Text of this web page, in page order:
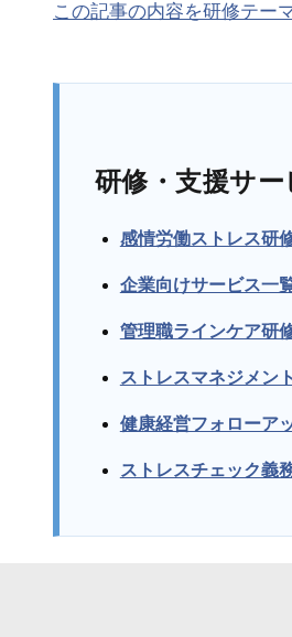
この記事の内容を研修テー
研修・支援サ
感情労働ストレス研
企業向けサービス一
管理職ラインケア研
ストレスマネジメン
健康経営フォローア
ストレスチェック義